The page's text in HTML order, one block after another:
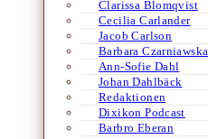
Clarissa Blomqvist
Cecilia Carlander
Jacob Carlson
Barbara Czarniawska
Ann-Sofie Dahl
Johan Dahlbäck
Redaktionen
Dixikon Podcast
Barbro Eberan